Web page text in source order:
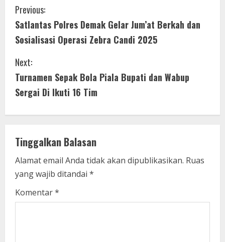
C
o
n
t
i
n
u
e
R
e
Previous:
Satlantas Polres Demak Gelar Jum’at Berkah dan
Sosialisasi Operasi Zebra Candi 2025
Next:
Turnamen Sepak Bola Piala Bupati dan Wabup
Sergai Di Ikuti 16 Tim
Tinggalkan Balasan
Alamat email Anda tidak akan dipublikasikan. Ruas
yang wajib ditandai *
Komentar*